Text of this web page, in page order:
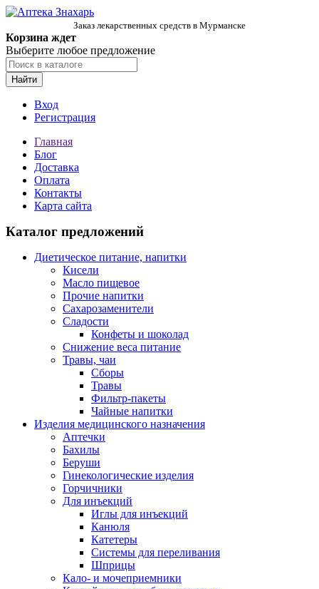
Заказ лекарственных средств в Мурманске
Корзина ждет
Выберите любое предложение
Найти
Вход
Регистрация
Главная
Блог
Доставка
Оплата
Контакты
Карта сайта
Каталог предложений
Диетическое питание, напитки
Кисели
Масло пищевое
Прочие напитки
Сахарозаменители
Сладости
Конфеты и шоколад
Снижение веса питание
Травы, чаи
Сборы
Травы
Фильтр-пакеты
Чайные напитки
Изделия медицинского назначения
Аптечки
Бахилы
Беруши
Гинекологические изделия
Горчичники
Для инъекций
Иглы для инъекций
Канюля
Катетеры
Системы для переливания
Шприцы
Кало- и мочеприемники